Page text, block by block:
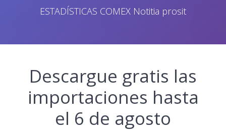
ESTADÍSTICAS COMEX Notitia prosit
Descargue gratis las
importaciones hasta
el 6 de agosto